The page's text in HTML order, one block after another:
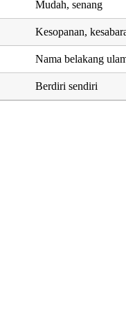
Mudah, senang
Kesopanan,
Nama belakang
Berdiri sendiri